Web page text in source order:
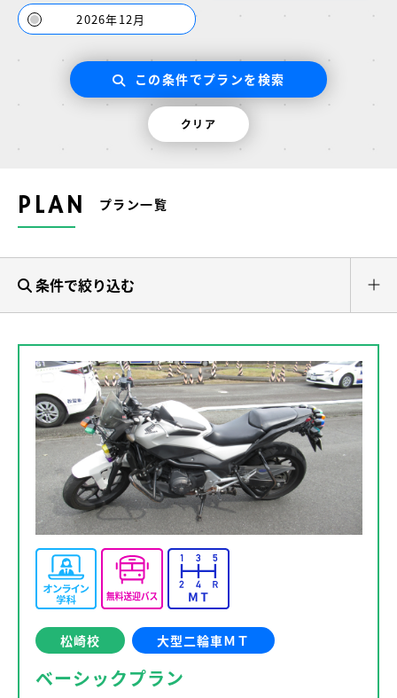
2026年12月
クリア
この条件でプランを検索
PLAN プラン一覧
条件で絞り込む
松崎校 大型二輪車ＭＴ
ベーシックプラン